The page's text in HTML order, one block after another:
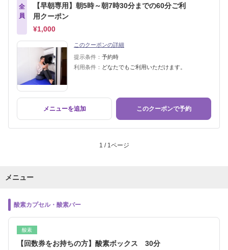
全
員
【早朝専用】朝5時～朝7時30分までの60分ご利
用クーポン
¥1,000
このクーポンの詳細
提示条件： 予約時
利用条件： どなたでもご利用いただけます。
メニューを追加 このクーポンで予約
1 / 1ページ
メニュー
酸素カプセル・酸素バー
酸素
【回数券をお持ちの方】酸素ボックス 30分